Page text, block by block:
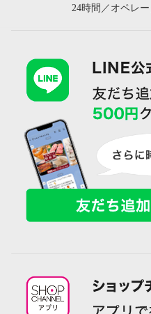
24時間／オペレ